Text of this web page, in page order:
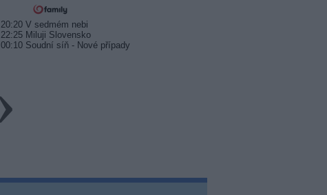
20:20 V sedmém nebi
22:25 Miluji Slovensko
00:10 Soudní síň - Nové případy